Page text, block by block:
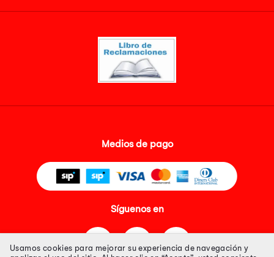
Medios de pago
Síguenos en
Usamos cookies para mejorar su experiencia de navegación y